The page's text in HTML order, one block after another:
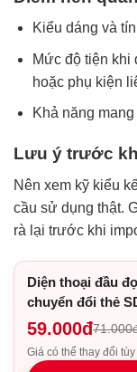
Kiểu dáng và
Mức độ tiện khi
hoặc phụ kiện
Khả năng
Lưu ý trước
Nên xem kỹ kiểu
cầu sử dụng thật.
rà lại trước khi
Diện thoại đầu
chuyển đổi thẻ
59.000đ
Giá có thể thay đổi